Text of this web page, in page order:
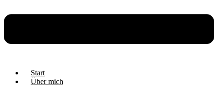
Start
Über mich